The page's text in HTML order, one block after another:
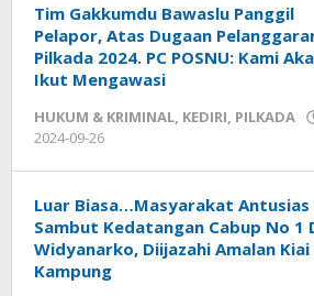
Tim Gakkumdu Bawaslu Panggil
Pelapor, Atas Dugaan
Pilkada 2024. PC POSNU: Kami
Ikut Mengawasi
HUKUM & KRIMINAL, KEDIRI, PILKADA
2024-09-26
Luar Biasa…Masyarakat Antusias
Sambut Kedatangan Cabup No 1
Widyanarko, Diijazahi Amalan Kiai
Kampung